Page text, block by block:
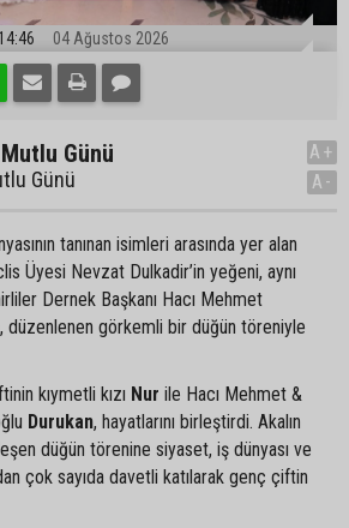
14:46 04 Ağustos 2026
Günü
Günü
A+
A-
tanınan isimleri arasında yer alan
Üyesi Nevzat Dulkadir’in yeğeni, aynı
Dernek Başkanı Hacı Mehmet
düzenlenen görkemli bir düğün töreniyle
kıymetli kızı Nur ile Hacı Mehmet &
Durukan, hayatlarını birleştirdi. Akalın
düğün törenine siyaset, iş dünyası ve
çok sayıda davetli katılarak genç çiftin